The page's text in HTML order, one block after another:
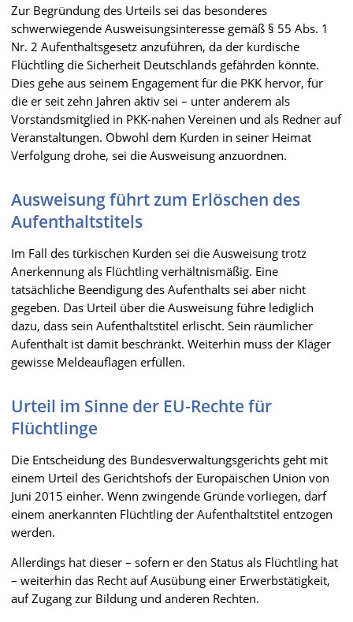
Zur Begründung des Urteils sei das besonderes
schwerwiegende Ausweisungsinteresse gemäß § 55 Abs. 1
Nr. 2 Aufenthaltsgesetz anzuführen, da der kurdische
Flüchtling die Sicherheit Deutschlands gefährden könnte.
Dies gehe aus seinem Engagement für die PKK hervor, für
die er seit zehn Jahren aktiv sei – unter anderem als
Vorstandsmitglied in PKK-nahen Vereinen und als Redner auf
Veranstaltungen. Obwohl dem Kurden in seiner Heimat
Verfolgung drohe, sei die Ausweisung anzuordnen.
Ausweisung führt zum Erlöschen des
Aufenthaltstitels
Im Fall des türkischen Kurden sei die Ausweisung trotz
Anerkennung als Flüchtling verhältnismäßig. Eine
tatsächliche Beendigung des Aufenthalts sei aber nicht
gegeben. Das Urteil über die Ausweisung führe lediglich
dazu, dass sein Aufenthaltstitel erlischt. Sein räumlicher
Aufenthalt ist damit beschränkt. Weiterhin muss der Kläger
gewisse Meldeauflagen erfüllen.
Urteil im Sinne der EU-Rechte für
Flüchtlinge
Die Entscheidung des Bundesverwaltungsgerichts geht mit
einem Urteil des Gerichtshofs der Europäischen Union von
Juni 2015 einher. Wenn zwingende Gründe vorliegen, darf
einem anerkannten Flüchtling der Aufenthaltstitel entzogen
werden.
Allerdings hat dieser – sofern er den Status als Flüchtling hat
– weiterhin das Recht auf Ausübung einer Erwerbstätigkeit,
auf Zugang zur Bildung und anderen Rechten.